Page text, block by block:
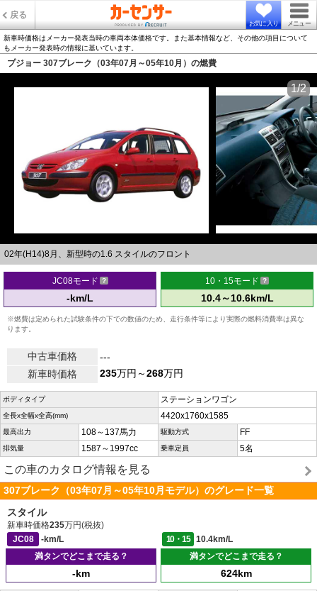
戻る
お気に入り メニュー
新車時価格はメーカー発表当時の車両本体価格です。また基本情報など、その他の項目について
もメーカー発表時の情報に基いています。
プジョー 307ブレーク（03年07月～05年10月）の燃費
02年(H14)8月、新型時の1.6 スタイルのフロント
1/2
JC08モード
-km/L
10・15モード
10.4～10.6km/L
※燃費は定められた試験条件の下での数値のため、走行条件等により実際の燃料消費率は異な
ります。
中古車価格
---
新車時価格
235万円～268万円
ボディタイプ ステーションワゴン
全長x全幅x全高(mm) 4420x1760x1585
最高出力 108～137馬力 駆動方式 FF
排気量 1587～1997cc 乗車定員 5名
この車のカタログ情報を見る
307ブレーク（03年07月～05年10月モデル）のグレード一覧
スタイル
新車時価格235万円(税抜)
JC08
-km/L 10・15
10.4km/L
満タンでどこまで走る？
-km
満タンでどこまで走る？
624km